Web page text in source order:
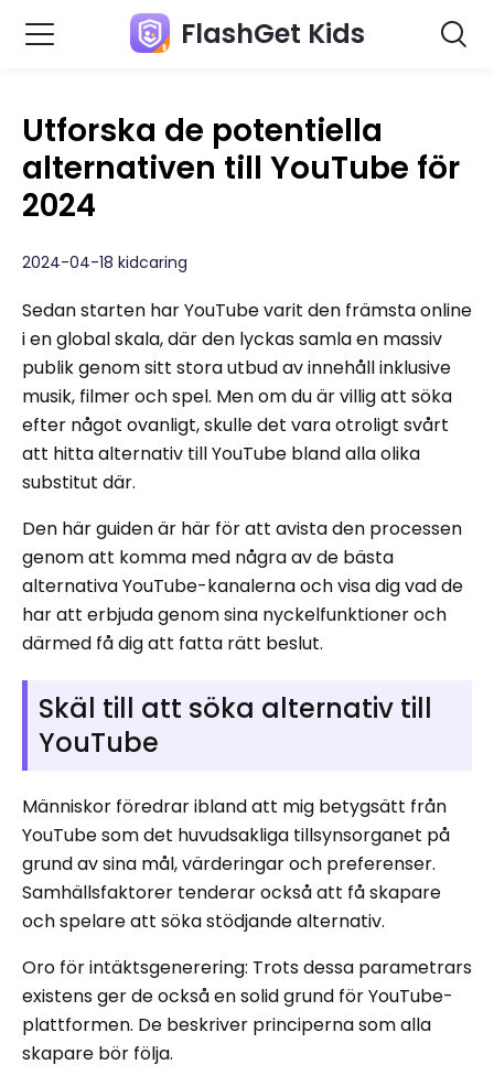
FlashGet Kids
Utforska de potentiella
alternativen till YouTube för
2024
2024-04-18 kidcaring
Sedan starten har YouTube varit den främsta online
i en global skala, där den lyckas samla en massiv
publik genom sitt stora utbud av innehåll inklusive
musik, filmer och spel. Men om du är villig att söka
efter något ovanligt, skulle det vara otroligt svårt
att hitta alternativ till YouTube bland alla olika
substitut där.
Den här guiden är här för att avista den processen
genom att komma med några av de bästa
alternativa YouTube-kanalerna och visa dig vad de
har att erbjuda genom sina nyckelfunktioner och
därmed få dig att fatta rätt beslut.
Skäl till att söka alternativ till
YouTube
Människor föredrar ibland att mig betygsätt från
YouTube som det huvudsakliga tillsynsorganet på
grund av sina mål, värderingar och preferenser.
Samhällsfaktorer tenderar också att få skapare
och spelare att söka stödjande alternativ.
Oro för intäktsgenerering: Trots dessa parametrars
existens ger de också en solid grund för YouTube-
plattformen. De beskriver principerna som alla
skapare bör följa.